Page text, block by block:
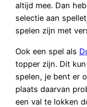
altijd mee. Dan
selectie aan
spelen zijn met
Ook een spel als
topper zijn. Dit
spelen, je bent er
plaats daarvan
een val te lokken